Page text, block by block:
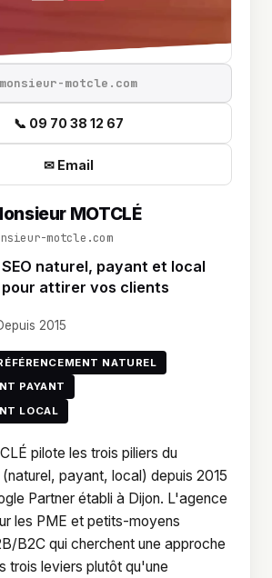
MOTCLÉ
motcle.com
SEO naturel, payant et local
pour attirer vos clients
2015
NATUREL
PAYANT
LOCAL
pilote les trois piliers du
payant, local) depuis 2015
Partner établi à Dijon. L'agence
les PME et petits-moyens
B2C qui cherchent une approche
trois leviers plutôt qu'une
monsieur-motcle.com
📞 09 70 38 12 67
✉ Email